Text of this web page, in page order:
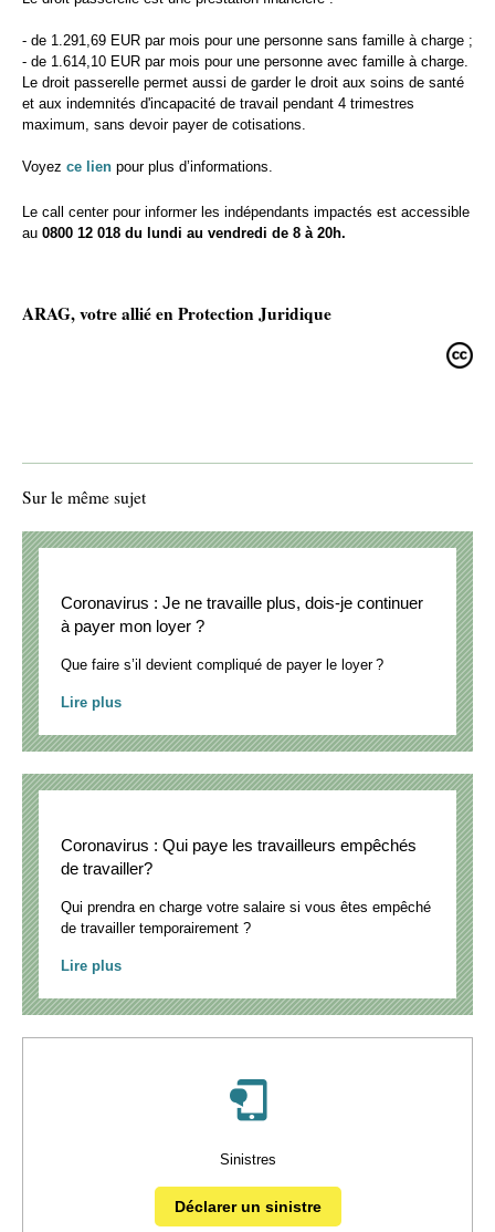
- de 1.291,69 EUR par mois pour une personne sans famille à charge ;
- de 1.614,10 EUR par mois pour une personne avec famille à charge.
Le droit passerelle permet aussi de garder le droit aux soins de santé
et aux indemnités d'incapacité de travail pendant 4 trimestres
maximum, sans devoir payer de cotisations.
Voyez ce lien pour plus d’informations.
Le call center pour informer les indépendants impactés est accessible
au 0800 12 018 du lundi au vendredi de 8 à 20h.
ARAG, votre allié en Protection Juridique
Sur le même sujet
Coronavirus : Je ne travaille plus, dois-je continuer
à payer mon loyer ?
Que faire s’il devient compliqué de payer le loyer ?
Lire plus
Coronavirus : Qui paye les travailleurs empêchés
de travailler?
Qui prendra en charge votre salaire si vous êtes empêché
de travailler temporairement ?
Lire plus
Sinistres
Déclarer un sinistre